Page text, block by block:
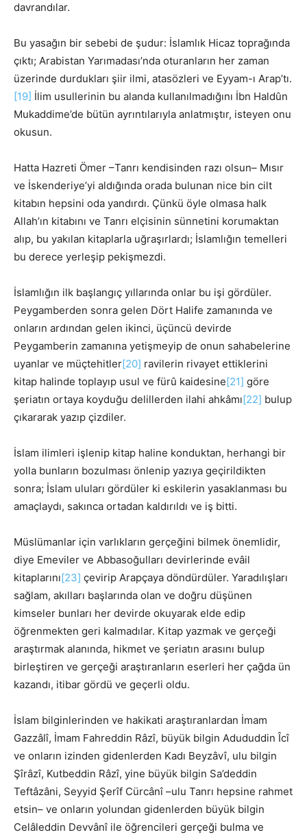
davrandılar.
Bu yasağın bir sebebi de şudur: İslamlık Hicaz toprağında
çıktı; Arabistan Yarımadası’nda oturanların her zaman
üzerinde durdukları şiir ilmi, atasözleri ve Eyyam-ı Arap’tı.
[19] İlim usullerinin bu alanda kullanılmadığını İbn Haldûn
Mukaddime’de bütün ayrıntılarıyla anlatmıştır, isteyen onu
okusun.
Hatta Hazreti Ömer –Tanrı kendisinden razı olsun– Mısır
ve İskenderiye’yi aldığında orada bulunan nice bin cilt
kitabın hepsini oda yandırdı. Çünkü öyle olmasa halk
Allah’ın kitabını ve Tanrı elçisinin sünnetini korumaktan
alıp, bu yakılan kitaplarla uğraşırlardı; İslamlığın temelleri
bu derece yerleşip pekişmezdi.
İslamlığın ilk başlangıç yıllarında onlar bu işi gördüler.
Peygamberden sonra gelen Dört Halife zamanında ve
onların ardından gelen ikinci, üçüncü devirde
Peygamberin zamanına yetişmeyip de onun sahabelerine
uyanlar ve müçtehitler[20] ravilerin rivayet ettiklerini
kitap halinde toplayıp usul ve fürû kaidesine[21] göre
şeriatın ortaya koyduğu delillerden ilahi ahkâmı[22] bulup
çıkararak yazıp çizdiler.
İslam ilimleri işlenip kitap haline konduktan, herhangi bir
yolla bunların bozulması önlenip yazıya geçirildikten
sonra; İslam uluları gördüler ki eskilerin yasaklanması bu
amaçlaydı, sakınca ortadan kaldırıldı ve iş bitti.
Müslümanlar için varlıkların gerçeğini bilmek önemlidir,
diye Emeviler ve Abbasoğulları devirlerinde evâil
kitaplarını[23] çevirip Arapçaya döndürdüler. Yaradılışları
sağlam, akılları başlarında olan ve doğru düşünen
kimseler bunları her devirde okuyarak elde edip
öğrenmekten geri kalmadılar. Kitap yazmak ve gerçeği
araştırmak alanında, hikmet ve şeriatın arasını bulup
birleştiren ve gerçeği araştıranların eserleri her çağda ün
kazandı, itibar gördü ve geçerli oldu.
İslam bilginlerinden ve hakikati araştıranlardan İmam
Gazzâlî, İmam Fahreddin Râzî, büyük bilgin Adududdin Îcî
ve onların izinden gidenlerden Kadı Beyzâvî, ulu bilgin
Şîrâzî, Kutbeddin Râzî, yine büyük bilgin Sa’deddin
Teftâzâni, Seyyid Şerîf Cürcânî –ulu Tanrı hepsine rahmet
etsin– ve onların yolundan gidenlerden büyük bilgin
Celâleddin Devvânî ile öğrencileri gerçeği bulma ve